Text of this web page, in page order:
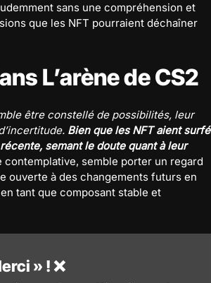
sans une compréhension et
que les NFT pourraient déchaîner
L’arène de CS2
être constellé de possibilités, leur
Bien que les NFT aient surfé
semant le doute quant à leur
contemplative, semble porter un regard
ouverte à des changements futurs en
tant que composant stable et
» ! ❌